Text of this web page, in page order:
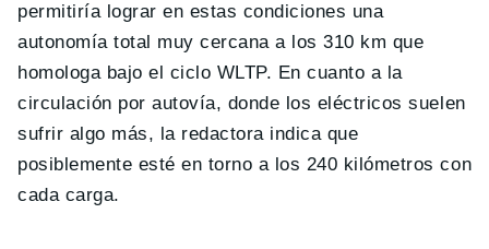
permitiría lograr en estas condiciones una
autonomía total muy cercana a los 310 km que
homologa bajo el ciclo WLTP. En cuanto a la
circulación por autovía, donde los eléctricos suelen
sufrir algo más, la redactora indica que
posiblemente esté en torno a los 240 kilómetros con
cada carga.